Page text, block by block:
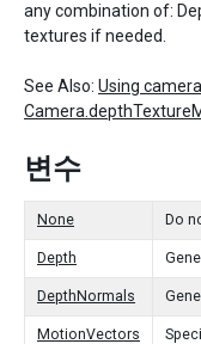
any combination of:
textures if needed.
See Also: Using
변수
None Do
Depth
DepthNormals
MotionVectors